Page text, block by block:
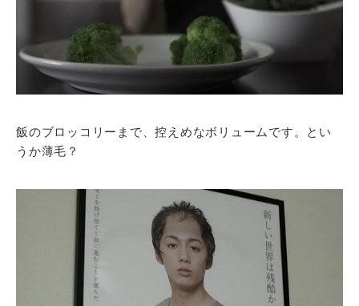
飯のブロッコリーまで、控えめなボリュームです。とい
うか薄毛？